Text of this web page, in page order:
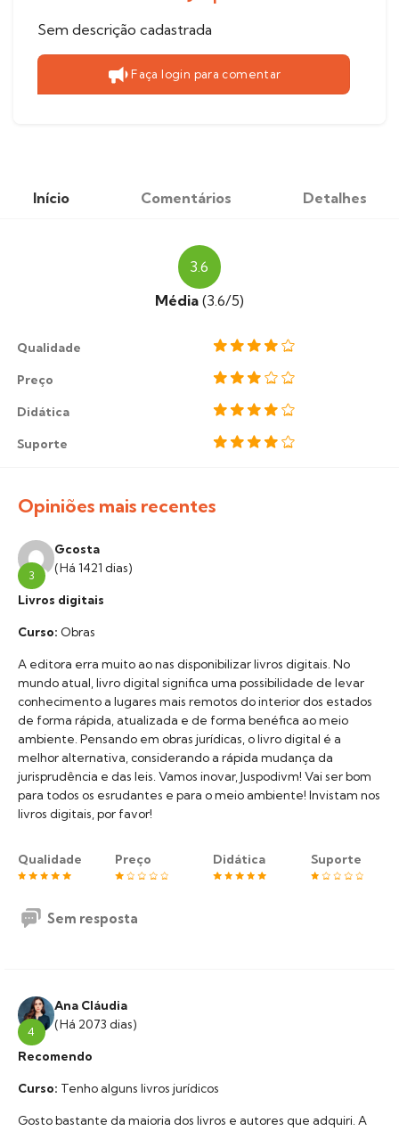
Sem descrição cadastrada
Faça login para comentar
Início Comentários Detalhes
3.6
Média (3.6/5)
Qualidade
Preço
Didática
Suporte
Opiniões mais recentes
3
Gcosta
(Há 1421 dias)
Livros digitais
Curso: Obras
A editora erra muito ao nas disponibilizar livros digitais. No
mundo atual, livro digital significa uma possibilidade de levar
conhecimento a lugares mais remotos do interior dos estados
de forma rápida, atualizada e de forma benéfica ao meio
ambiente. Pensando em obras jurídicas, o livro digital é a
melhor alternativa, considerando a rápida mudança da
jurisprudência e das leis. Vamos inovar, Juspodivm! Vai ser bom
para todos os esrudantes e para o meio ambiente! Invistam nos
livros digitais, por favor!
Qualidade Preço Didática Suporte
Sem resposta
4
Ana Cláudia
(Há 2073 dias)
Recomendo
Curso: Tenho alguns livros jurídicos
Gosto bastante da maioria dos livros e autores que adquiri. A